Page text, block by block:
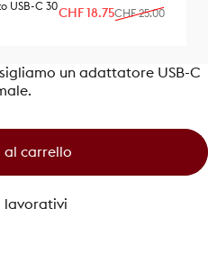
USB-C 30Prezzo scontato
CHF 18.75
Prezzo di listino
CHF 25.00
un adattatore USB-C
al carrello
lavorativi